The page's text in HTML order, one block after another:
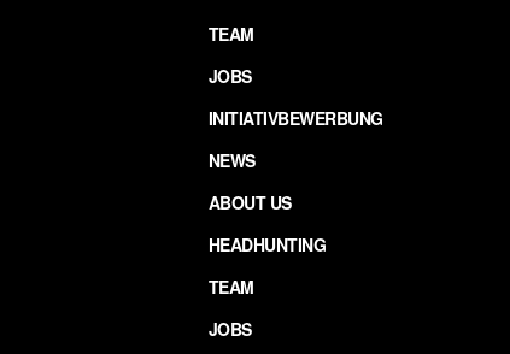
TEAM
JOBS
INITIATIVBEWERBUNG
NEWS
ABOUT US
HEADHUNTING
TEAM
JOBS